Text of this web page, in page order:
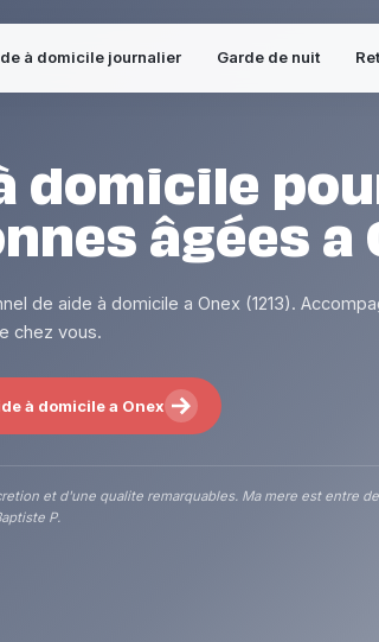
à domicile journalier Garde de nuit
domicile
âgées a
de aide à domicile a Onex (1213).
chez vous.
à domicile a Onex
et d'une qualite remarquables. Ma mere est entre
P.